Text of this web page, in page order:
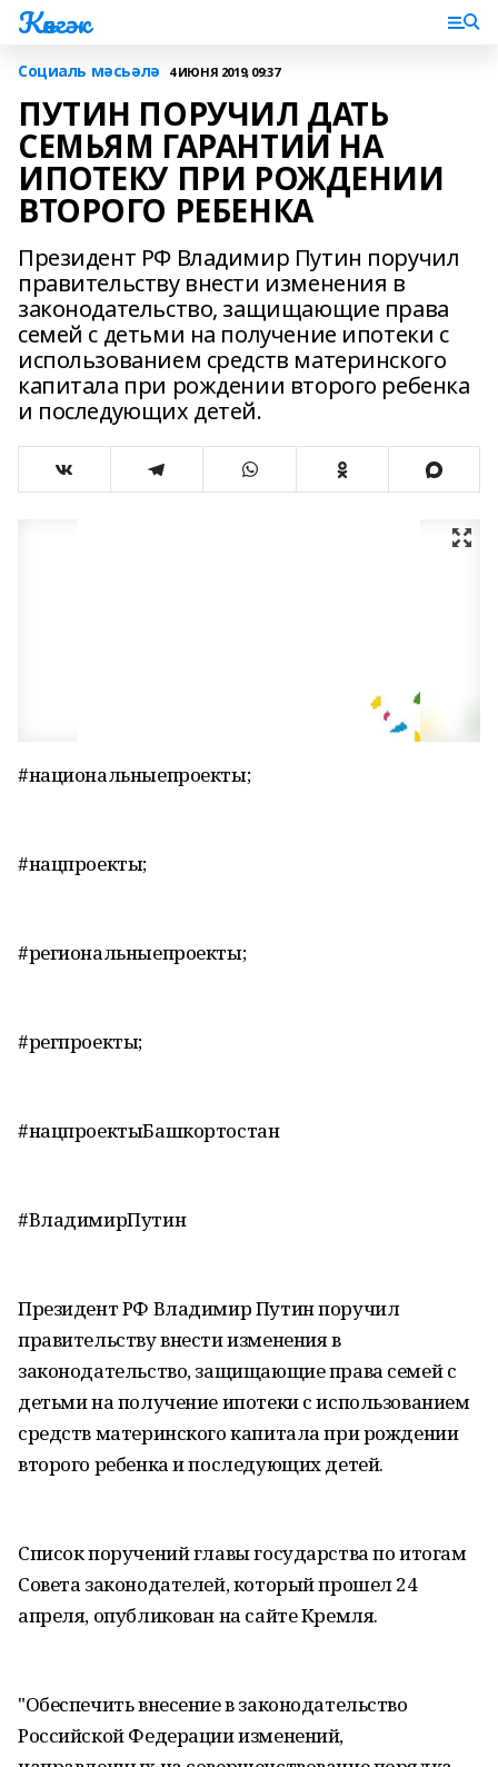
Көнгәк
Социаль мәсьәлә 4 ИЮНЯ 2019, 09:37
ПУТИН ПОРУЧИЛ ДАТЬ
СЕМЬЯМ ГАРАНТИИ НА
ИПОТЕКУ ПРИ РОЖДЕНИИ
ВТОРОГО РЕБЕНКА
Президент РФ Владимир Путин поручил
правительству внести изменения в
законодательство, защищающие права
семей с детьми на получение ипотеки с
использованием средств материнского
капитала при рождении второго ребенка
и последующих детей.
#национальныепроекты;
#нацпроекты;
#региональныепроекты;
#регпроекты;
#нацпроектыБашкортостан
#ВладимирПутин
Президент РФ Владимир Путин поручил
правительству внести изменения в
законодательство, защищающие права семей с
детьми на получение ипотеки с использованием
средств материнского капитала при рождении
второго ребенка и последующих детей.
Список поручений главы государства по итогам
Совета законодателей, который прошел 24
апреля, опубликован на сайте Кремля.
"Обеспечить внесение в законодательство
Российской Федерации изменений,